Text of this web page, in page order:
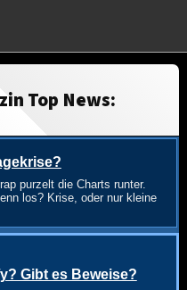
Top News:
purzelt die Charts runter.
los? Krise, oder nur kleine
Gibt es Beweise?